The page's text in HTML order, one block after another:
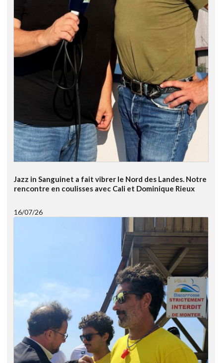
Jazz in Sanguinet a fait vibrer le Nord des Landes. Notre
rencontre en coulisses avec Cali et Dominique Rieux
16/07/26